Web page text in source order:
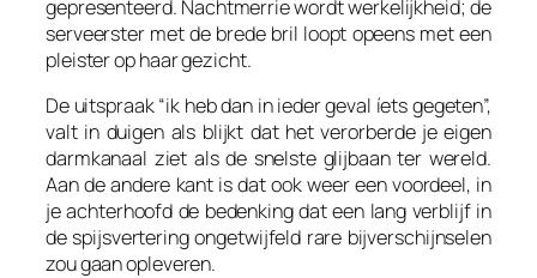
gepresenteerd. Nachtmerrie wordt werkelijkheid; de
serveerster met de brede bril loopt opeens met een
pleister op haar gezicht.
De uitspraak “ik heb dan in ieder geval íets gegeten”,
valt in duigen als blijkt dat het verorberde je eigen
darmkanaal ziet als de snelste glijbaan ter wereld.
Aan de andere kant is dat ook weer een voordeel, in
je achterhoofd de bedenking dat een lang verblijf in
de spijsvertering ongetwijfeld rare bijverschijnselen
zou gaan opleveren.